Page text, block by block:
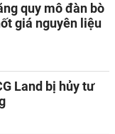
quy mô đàn bò
giá nguyên liệu
Land bị hủy tư